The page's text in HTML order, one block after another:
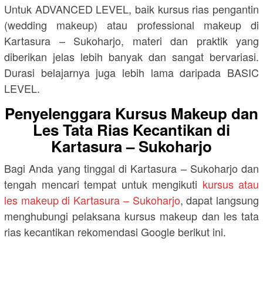
Untuk ADVANCED LEVEL, baik kursus rias pengantin
(wedding makeup) atau professional makeup di
Kartasura – Sukoharjo, materi dan praktik yang
diberikan jelas lebih banyak dan sangat bervariasi.
Durasi belajarnya juga lebih lama daripada BASIC
LEVEL.
Penyelenggara Kursus Makeup dan
Les Tata Rias Kecantikan di
Kartasura – Sukoharjo
Bagi Anda yang tinggal di Kartasura – Sukoharjo dan
tengah mencari tempat untuk mengikuti kursus atau
les makeup di Kartasura – Sukoharjo, dapat langsung
menghubungi pelaksana kursus makeup dan les tata
rias kecantikan rekomendasi Google berikut ini.